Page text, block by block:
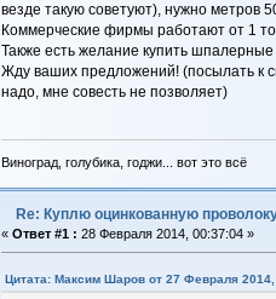
везде такую советуют), нужно метров
Коммерческие фирмы работают от 1
Также есть желание купить
Жду ваших предложений! (посылать к
надо, мне совесть не позволяет)
Виноград, голубика, годжи... вот это всё
Re: Куплю оцинкованную
« Ответ #1 : 28 Февраля 2014, 00:37:04 »
Цитата: Максим Шаров от 27 Февраля 2014,